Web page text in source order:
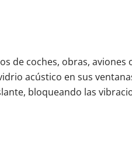
Claraboyas
Balconeras
Aluminio
Puertas auxiliares
acero
Puertas
de coches, obras, aviones
acústico en sus
bloqueando las